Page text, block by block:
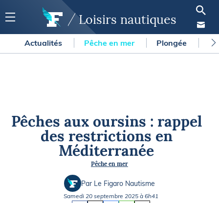
Loisirs nautiques
Actualités Pêche en mer Plongée
Pêches aux oursins : rappel
des restrictions en
Méditerranée
Pêche en mer
Par Le Figaro Nautisme
Samedi 20 septembre 2025 à 6h41